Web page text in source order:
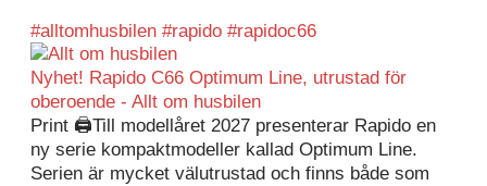
#alltomhusbilen #rapido #rapidoc66
Nyhet! Rapido C66 Optimum Line, utrustad för
oberoende - Allt om husbilen
Print 🖨Till modellåret 2027 presenterar Rapido en
ny serie kompaktmodeller kallad Optimum Line.
Serien är mycket välutrustad och finns både som